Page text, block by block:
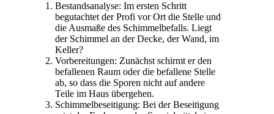
Bestandsanalyse: Im ersten Schritt
begutachtet der Profi vor Ort die Stelle und
die Ausmaße des Schimmelbefalls. Liegt
der Schimmel an der Decke, der Wand, im
Keller?
Vorbereitungen: Zunächst schirmt er den
befallenen Raum oder die befallene Stelle
ab, so dass die Sporen nicht auf andere
Teile im Haus übergehen.
Schimmelbeseitigung: Bei der Beseitigung